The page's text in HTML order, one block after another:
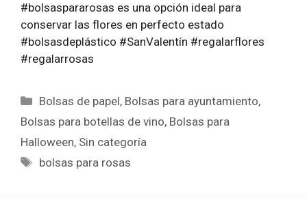
#bolsaspararosas es una opción ideal para
conservar las flores en perfecto estado
#bolsasdeplástico #SanValentín #regalarflores
#regalarrosas
Categorías
Bolsas de papel, Bolsas para ayuntamiento,
Bolsas para botellas de vino, Bolsas para
Halloween, Sin categoría
Etiquetas
bolsas para rosas